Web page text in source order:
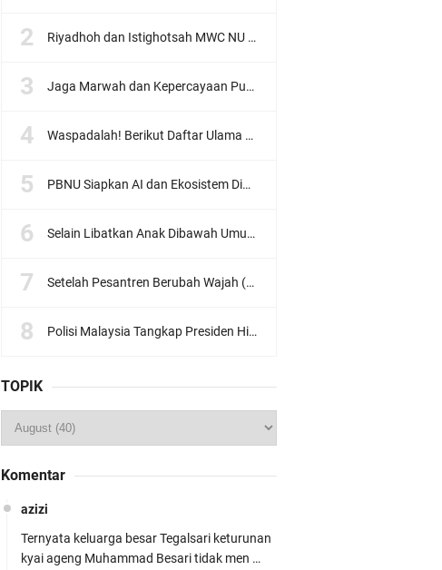
Riyadhoh dan Istighotsah MWC NU Lowokwaru: Menguatkan Doa, Menjalin Ukhuwah Menyambut Muktamar NU ke-35
Jaga Marwah dan Kepercayaan Publik, Ratusan Guru Ngaji Kota Malang Serukan Deklarasi Ramah Anak
Waspadalah! Berikut Daftar Ulama Wahabi di Seluruh Dunia dan Karya-karyanya
PBNU Siapkan AI dan Ekosistem Digital "Satu Ranah Digital untuk Ulama", Siap Diluncurkan dalam Waktu Dekat!
Selain Libatkan Anak Dibawah Umur, Aksi Ganyang Komunis Jadi Sorotan Karena Ada Narasi Halal Sembelih Orang
Setelah Pesantren Berubah Wajah (Dari NU Ke Wahabi)
Polisi Malaysia Tangkap Presiden Hizbut Tahrir Saat Konferensi Pers
TOPIK
Komentar
azizi
Ternyata keluarga besar Tegalsari keturunan
kyai ageng Muhammad Besari tidak men …